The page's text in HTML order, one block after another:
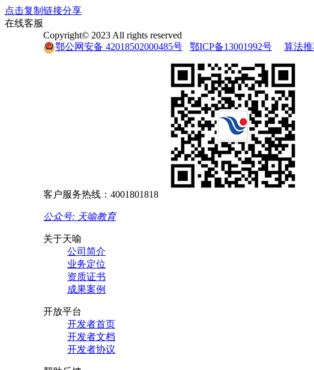
点击复制链接分享
在线客服
Copyright© 2023 All rights reserved
鄂公网安备 42018502000485号
鄂ICP备13001992号 算法
客户服务热线：4001801818
公众号: 天喻教育
关于天喻
公司简介
业务定位
资质证书
成果案例
开放平台
开发者首页
开发者文档
开发者协议